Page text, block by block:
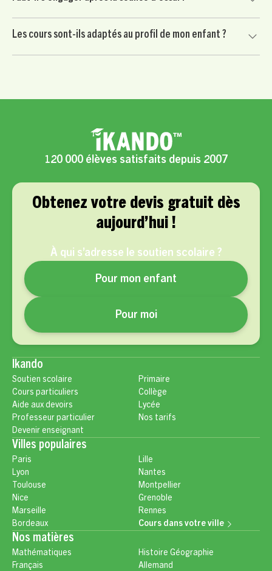
heure après crédit d’impôt immédiat de 50 %, selon les
conditions applicables.
engagement. Vous continuez uniquement si le professeur
convient à votre enfant et si l’accompagnement vous
Les cours sont-ils adaptés au profil de mon enfant ?
120 000 élèves satisfaits depuis 2007
Obtenez votre devis gratuit dès
aujourd’hui !
À qui s’adresse le soutien scolaire ?
Pour mon enfant
Pour moi
Ikando
Soutien scolaire
Cours particuliers
Aide aux devoirs
Professeur particulier
Devenir enseignant
Primaire
Collège
Lycée
Nos tarifs
Villes populaires
Paris
Lyon
Toulouse
Nice
Marseille
Bordeaux
Lille
Nantes
Montpellier
Grenoble
Rennes
Cours dans votre ville
Nos matières
Mathématiques
Français
Histoire Géographie
Allemand